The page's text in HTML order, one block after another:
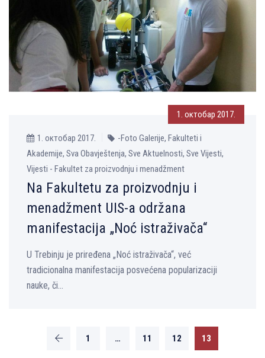
1. октобар 2017.
1. октобар 2017.
-Foto Galerije, Fakulteti i
Akademije, Sva Obavještenja, Sve Aktuelnosti, Sve Vijesti,
Vijesti - Fakultet za proizvodnju i menadžment
Na Fakultetu za proizvodnju i
menadžment UIS-a održana
manifestacija „Noć istraživača“
U Trebinju je priređena „Noć istraživača“, već
tradicionalna manifestacija posvećena popularizaciji
nauke, či...
1 … 11 12 13